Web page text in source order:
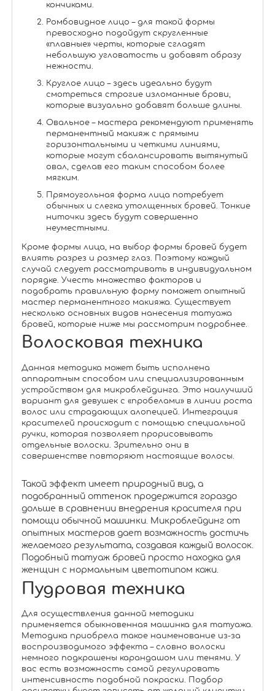
кончиками.
Ромбовидное лицо – для такой формы
превосходно подойдут скругленные
«плавные» черты, которые сгладят
небольшую угловатость и добавят образу
нежности.
Круглое лицо – здесь идеально будут
смотреться строгие изломанные брови,
которые визуально добавят больше длины.
Овальное – мастера рекомендуют применять
перманентный макияж с прямыми
горизонтальными и четкими линиями,
которые могут сбалансировать вытянутый
овал, сделав его таким способом более
мягким.
Прямоугольная форма лица потребует
обычных и слегка утолщенных бровей. Тонкие
ниточки здесь будут совершенно
неуместными.
Кроме формы лица, на выбор формы бровей будет
влиять разрез и размер глаз. Поэтому каждый
случай следует рассматривать в индивидуальном
порядке. Учесть множество факторов и
подобрать правильную форму поможет опытный
мастер перманентного макияжа. Существует
несколько основных видов нанесения татуажа
бровей, которые ниже мы рассмотрим подробнее.
Волосковая техника
Данная методика может быть исполнена
аппаратным способом или специализированным
устройством для микроблейдинга. Это наилучший
вариант для девушек с «пробелами» в линии роста
волос или страдающих алопецией. Интеграция
красителей происходит с помощью специальной
ручки, которая позволяет прорисовывать
отдельные волоски. Зрительно они в
совершенстве повторяют настоящие волосы.
Такой эффект имеет природный вид, а
подобранный оттенок продержится гораздо
дольше в сравнении внедрения красителя при
помощи обычной машинки. Микроблейдинг от
опытных мастеров дает возможность достичь
желаемого результата, создавая каждый волосок.
Подобный татуаж бровей просто находка для
женщин с нормальным цветотипом кожи.
Пудровая техника
Для осуществления данной методики
применяется обыкновенная машинка для татуажа.
Методика приобрела такое наименование из-за
воспроизводимого эффекта – словно волоски
немного подкрашены карандашом или тенями. У
вас есть возможность самой регулировать
интенсивность подобной покраски. Подбор